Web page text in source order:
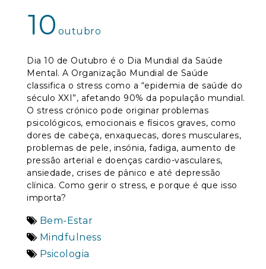
10outubro
Dia 10 de Outubro é o Dia Mundial da Saúde
Mental. A Organização Mundial de Saúde
classifica o stress como a “epidemia de saúde do
século XXI”, afetando 90% da população mundial.
O stress crónico pode originar problemas
psicológicos, emocionais e físicos graves, como
dores de cabeça, enxaquecas, dores musculares,
problemas de pele, insónia, fadiga, aumento de
pressão arterial e doenças cardio-vasculares,
ansiedade, crises de pânico e até depressão
clínica. Como gerir o stress, e porque é que isso
importa?
Bem-Estar
Mindfulness
Psicologia